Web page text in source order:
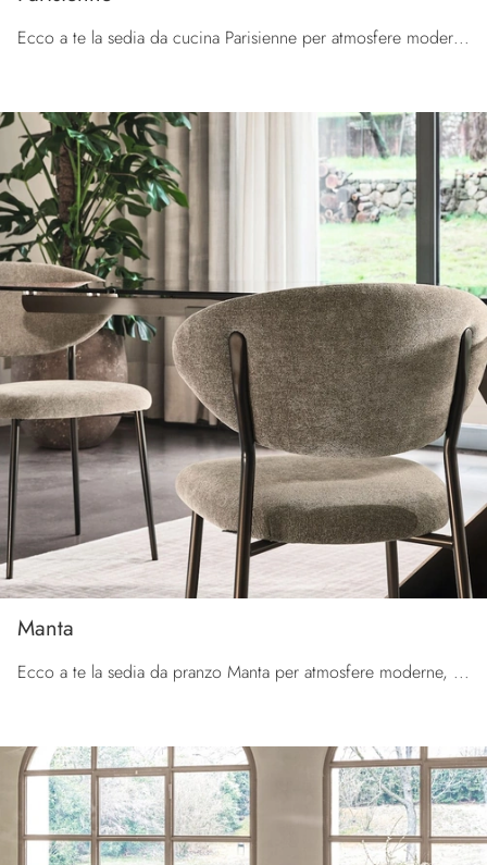
Ecco a te la sedia da cucina Parisienne per atmosfere moderne, tra le più originali Sedie impilabili di Calligaris.
Manta
Ecco a te la sedia da pranzo Manta per atmosfere moderne, tra le più esclusive Sedie fisse di Calligaris.